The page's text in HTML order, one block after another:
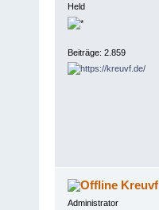
Held
Beiträge: 2.859
Kreuvf
Administrator